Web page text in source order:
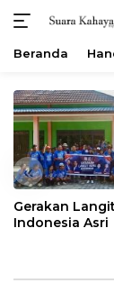
konten
Beranda
«
Gerakan
Indonesia Asri